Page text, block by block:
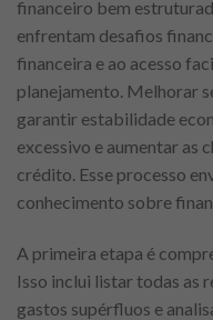
financeiro bem
enfrentam desafios
financeira e ao acesso
planejamento. Melhorar
garantir estabilidade
excessivo e aumentar as
crédito. Esse processo
conhecimento sobre
A primeira etapa é
Isso inclui listar todas as
gastos supérfluos e